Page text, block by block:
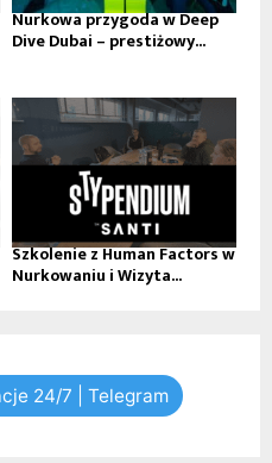
Nurkowa przygoda w Deep
Dive Dubai – prestiżowy...
Szkolenie z Human Factors w
Nurkowaniu i Wizyta...
24/7 | Telegram